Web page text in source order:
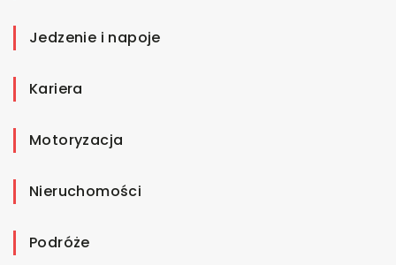
Jedzenie i napoje
Kariera
Motoryzacja
Nieruchomości
Podróże